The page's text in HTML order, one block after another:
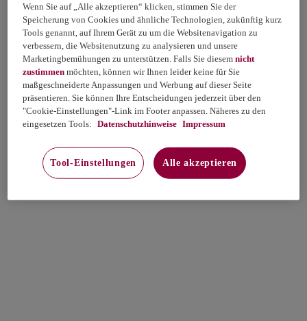
Wenn Sie auf „Alle akzeptieren“ klicken, stimmen Sie der
Speicherung von Cookies und ähnliche Technologien, zukünftig kurz
Tools genannt, auf Ihrem Gerät zu um die Websitenavigation zu
verbessern, die Websitenutzung zu analysieren und unsere
Marketingbemühungen zu unterstützen. Falls Sie diesemnicht
zustimmen möchten, können wir Ihnen leider keine für Sie
maßgeschneiderte Anpassungen und Werbung auf dieser Seite
präsentieren. Sie können Ihre Entscheidungen jederzeit über den
"Cookie-Einstellungen"-Link im Footer anpassen. Näheres zu den
eingesetzen Tools: Datenschutzhinweise Impressum
Tool-Einstellungen Alle akzeptieren